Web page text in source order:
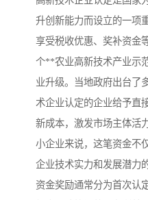
升创新能力而设立的一项
享受税收优惠、奖补资金
个**农业高新技术产业示
业升级。当地政府出台了
术企业认定的企业给予直
新成本，激发市场主体活
小企业来说，这笔资金不
企业技术实力和发展潜力
资金奖励通常分为首次认